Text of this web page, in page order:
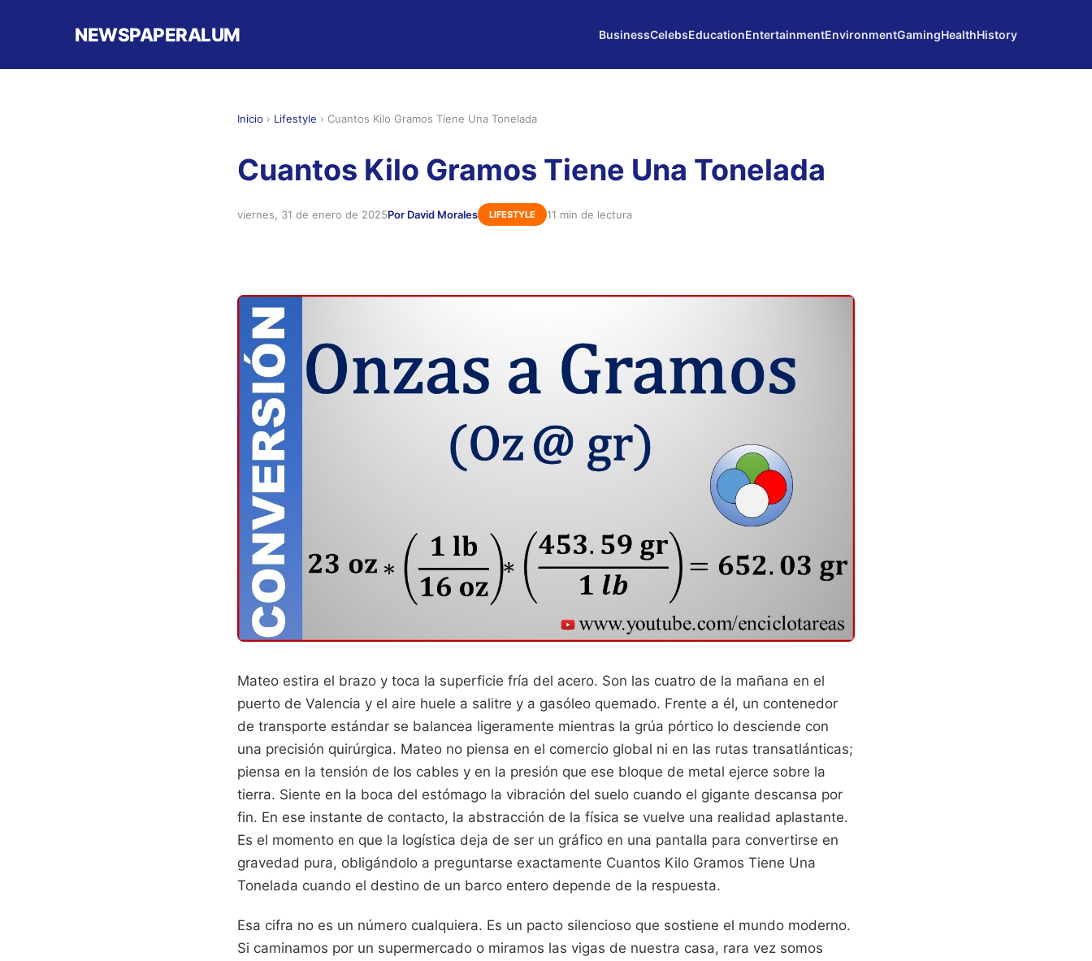
NEWSPAPERALUM BusinessCelebsEducationEntertainmentEnvironmentGamingHealthHistory
Inicio › Lifestyle › Cuantos Kilo Gramos Tiene Una Tonelada
Cuantos Kilo Gramos Tiene Una Tonelada
viernes, 31 de enero de 2025Por David Morales LIFESTYLE 11 min de lectura
Mateo estira el brazo y toca la superficie fría del acero. Son las cuatro de la mañana en el
puerto de Valencia y el aire huele a salitre y a gasóleo quemado. Frente a él, un contenedor
de transporte estándar se balancea ligeramente mientras la grúa pórtico lo desciende con
una precisión quirúrgica. Mateo no piensa en el comercio global ni en las rutas transatlánticas;
piensa en la tensión de los cables y en la presión que ese bloque de metal ejerce sobre la
tierra. Siente en la boca del estómago la vibración del suelo cuando el gigante descansa por
fin. En ese instante de contacto, la abstracción de la física se vuelve una realidad aplastante.
Es el momento en que la logística deja de ser un gráfico en una pantalla para convertirse en
gravedad pura, obligándolo a preguntarse exactamente Cuantos Kilo Gramos Tiene Una
Tonelada cuando el destino de un barco entero depende de la respuesta.
Esa cifra no es un número cualquiera. Es un pacto silencioso que sostiene el mundo moderno.
Si caminamos por un supermercado o miramos las vigas de nuestra casa, rara vez somos